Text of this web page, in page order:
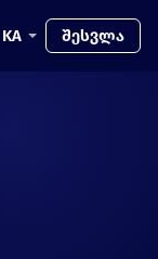
KA შესვლა